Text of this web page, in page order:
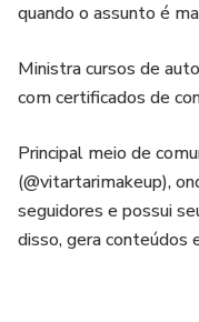
quando o assunto é
Ministra cursos de
com certificados de
Principal meio de
(@vitartarimakeup),
seguidores e possui
disso, gera conteúdos